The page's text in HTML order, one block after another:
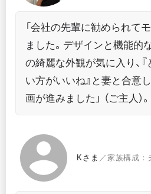
「会社の先輩に勧められて
ました。デザインと機能的
の綺麗な外観が気に入り、
い方がいいね』と妻と合意
画が進みました」 （ご主人）。
Kさま ／家族構成：